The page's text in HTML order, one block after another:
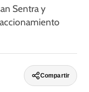
Sentra y
Compartir